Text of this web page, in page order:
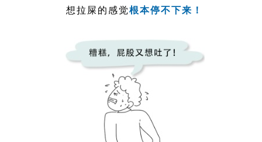
想拉屎的感觉根本停不下来！